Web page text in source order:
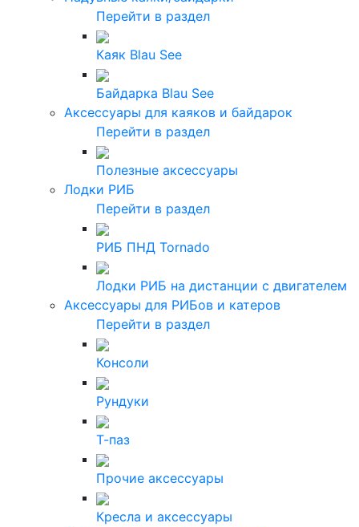
Перейти в раздел
Каяк Blau See
Байдарка Blau See
Аксессуары для каяков и байдарок
Перейти в раздел
Полезные аксессуары
Лодки РИБ
Перейти в раздел
РИБ ПНД Tornado
Лодки РИБ на дистанции с двигателем
Аксессуары для РИБов и катеров
Перейти в раздел
Консоли
Рундуки
Т-паз
Прочие аксессуары
Кресла и аксессуары